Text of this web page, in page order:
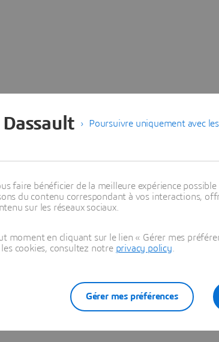
Poursuivre uniquement avec
faire bénéficier de la meilleure expérience possible
du contenu correspondant à vos interactions,
sur les réseaux sociaux.
en cliquant sur le lien « Gérer mes
cookies, consultez notre privacy policy
Gérer mes préférences